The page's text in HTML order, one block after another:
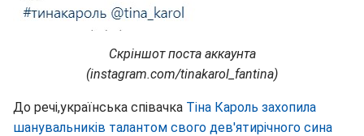
Скріншот поста аккаунта
(instagram.com/tinakarol_fantina)
До речі,українська співачка Тіна Кароль захопила
шанувальників талантом свого дев'ятирічного сина